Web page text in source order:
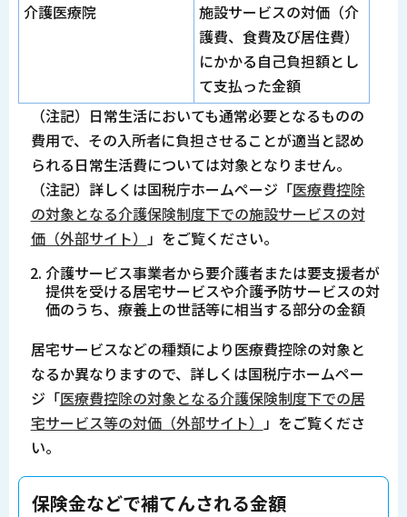
介護医療院
施設サービスの対価（介
護費、食費及び居住費）
にかかる自己負担額とし
て支払った金額
（注記）日常生活においても通常必要となるものの
費用で、その入所者に負担させることが適当と認め
られる日常生活費については対象となりません。
（注記）詳しくは国税庁ホームページ「医療費控除
の対象となる介護保険制度下での施設サービスの対
価（外部サイト） 」をご覧ください。
介護サービス事業者から要介護者または要支援者が
提供を受ける居宅サービスや介護予防サービスの対
価のうち、療養上の世話等に相当する部分の金額
居宅サービスなどの種類により医療費控除の対象と
なるか異なりますので、詳しくは国税庁ホームペー
ジ「医療費控除の対象となる介護保険制度下での居
宅サービス等の対価（外部サイト） 」をご覧くださ
い。
保険金などで補てんされる金額